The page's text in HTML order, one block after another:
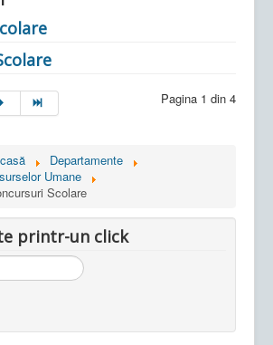
Pagina 1 din 4
Departamente
Umane
Scolare
printr-un click